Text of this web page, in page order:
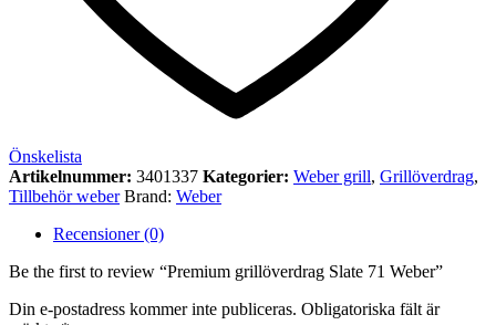
Önskelista
Artikelnummer: 3401337 Kategorier: Weber grill, Grillöverdrag,
Tillbehör weber Brand: Weber
Recensioner (0)
Be the first to review “Premium grillöverdrag Slate 71 Weber”
Din e-postadress kommer inte publiceras. Obligatoriska fält är